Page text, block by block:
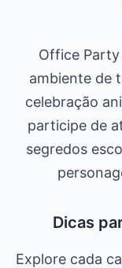
Office
ambiente de
celebração
participe de
segredos
Dicas
Explore cada